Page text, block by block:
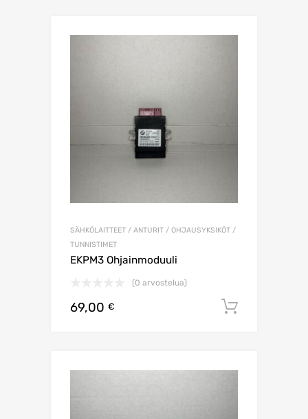
SÄHKÖLAITTEET / ANTURIT / OHJAUSYKSIKÖT /
TUNNISTIMET
EKPM3 Ohjainmoduuli
(0 arvostelua)
69,00 €